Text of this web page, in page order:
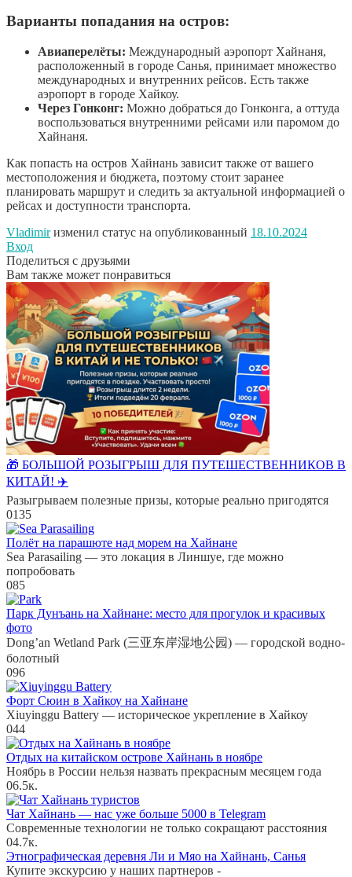
Варианты попадания на остров:
Авиаперелёты: Международный аэропорт Хайнаня,
расположенный в городе Санья, принимает множество
международных и внутренних рейсов. Есть также
аэропорт в городе Хайкоу.
Через Гонконг: Можно добраться до Гонконга, а оттуда
воспользоваться внутренними рейсами или паромом до
Хайнаня.
Как попасть на остров Хайнань зависит также от вашего
местоположения и бюджета, поэтому стоит заранее
планировать маршрут и следить за актуальной информацией о
рейсах и доступности транспорта.
Vladimirизменил статус на опубликованный 18.10.2024
Вход
Поделиться с друзьями
Вам также может понравиться
🎁 БОЛЬШОЙ РОЗЫГРЫШ ДЛЯ ПУТЕШЕСТВЕННИКОВ В
КИТАЙ! ✈️
Разыгрываем полезные призы, которые реально пригодятся
0135
Полёт на парашюте над морем на Хайнане
Sea Parasailing — это локация в Линшуе, где можно
попробовать
085
Парк Дунъань на Хайнане: место для прогулок и красивых
фото
Dong’an Wetland Park (三亚东岸湿地公园) — городской водно-
болотный
096
Форт Сюин в Хайкоу на Хайнане
Xiuyinggu Battery — историческое укрепление в Хайкоу
044
Отдых на китайском острове Хайнань в ноябре
Ноябрь в России нельзя назвать прекрасным месяцем года
06.5к.
Чат Хайнань — нас уже больше 5000 в Telegram
Современные технологии не только сокращают расстояния
04.7к.
Этнографическая деревня Ли и Мяо на Хайнань, Санья
Купите экскурсию у наших партнеров -